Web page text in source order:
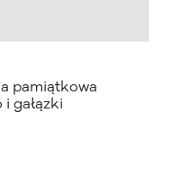
pamiątkowa
gałązki